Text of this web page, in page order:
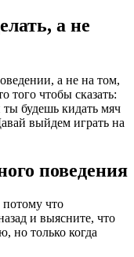
а не
а не на том,
того чтобы сказать:
будешь кидать мяч
выйдем играть на
поведения
что
и выясните, что
но только когда